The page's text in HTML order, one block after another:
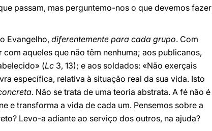
passam, mas perguntemo-nos o que devemos fazer
Evangelho, diferentemente para cada grupo. Com
aqueles que não têm nenhuma; aos publicanos,
(Lc 3, 13); e aos soldados: «Não exerçais
específica, relativa à situação real da sua vida. Isto
. Não se trata de uma teoria abstrata. A fé não é
e transforma a vida de cada um. Pensemos sobre a
Levo-a adiante ao serviço dos outros, na ajuda?